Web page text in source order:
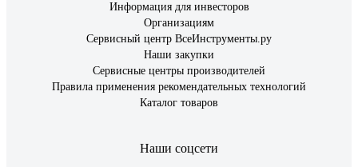
Информация для инвесторов
Организациям
Сервисный центр ВсеИнструменты.ру
Наши закупки
Сервисные центры производителей
Правила применения рекомендательных технологий
Каталог товаров
Наши соцсети